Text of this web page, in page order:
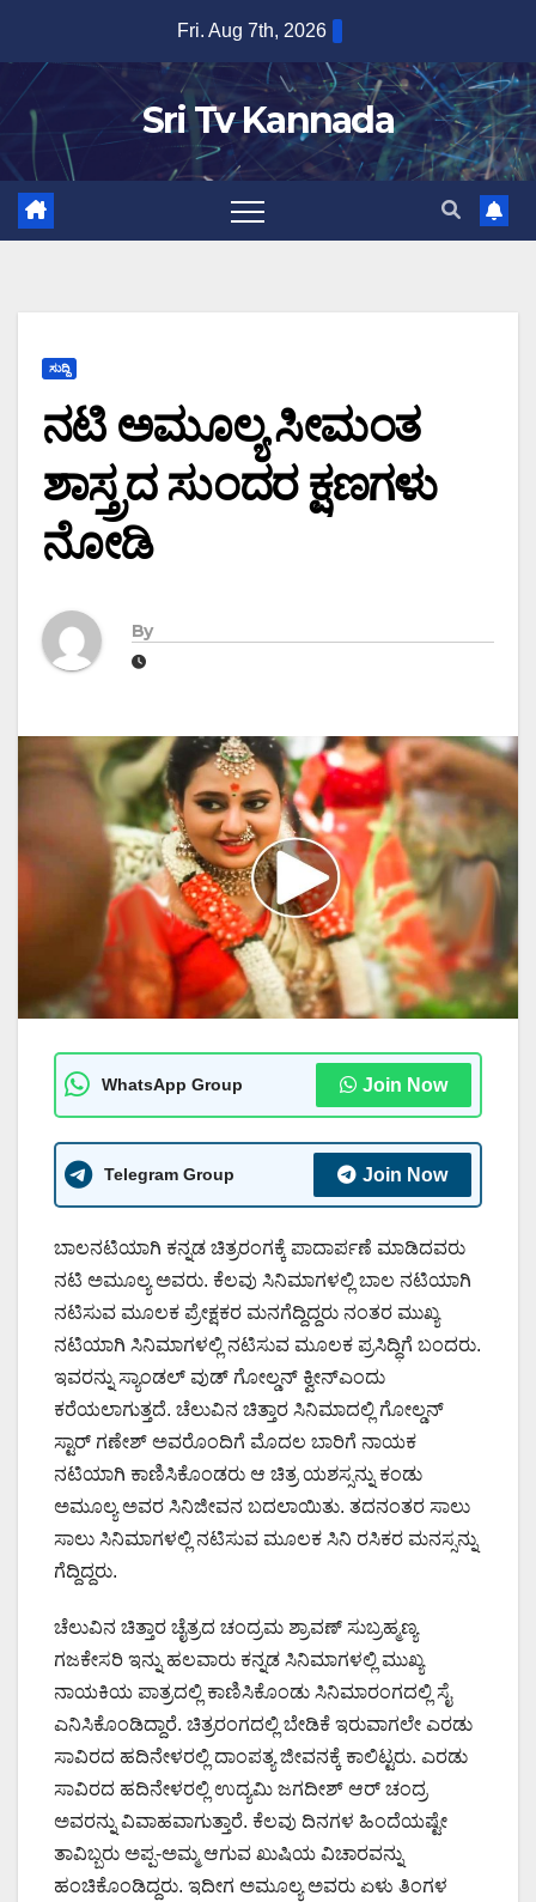
content
Fri. Aug 7th, 2026
Sri Tv Kannada
ಸುದ್ದಿ
ನಟಿ ಅಮೂಲ್ಯ ಸೀಮಂತ
ಶಾಸ್ತ್ರದ ಸುಂದರ ಕ್ಷಣಗಳು
ನೋಡಿ
By
WhatsApp Group Join Now
Telegram Group Join Now
ಬಾಲನಟಿಯಾಗಿ ಕನ್ನಡ ಚಿತ್ರರಂಗಕ್ಕೆ ಪಾದಾರ್ಪಣೆ ಮಾಡಿದವರು
ನಟಿ ಅಮೂಲ್ಯ ಅವರು. ಕೆಲವು ಸಿನಿಮಾಗಳಲ್ಲಿ ಬಾಲ ನಟಿಯಾಗಿ
ನಟಿಸುವ ಮೂಲಕ ಪ್ರೇಕ್ಷಕರ ಮನಗೆದ್ದಿದ್ದರು ನಂತರ ಮುಖ್ಯ
ನಟಿಯಾಗಿ ಸಿನಿಮಾಗಳಲ್ಲಿ ನಟಿಸುವ ಮೂಲಕ ಪ್ರಸಿದ್ಧಿಗೆ ಬಂದರು.
ಇವರನ್ನು ಸ್ಯಾಂಡಲ್ ವುಡ್ ಗೋಲ್ಡನ್ ಕ್ವೀನ್ಎಂದು
ಕರೆಯಲಾಗುತ್ತದೆ. ಚೆಲುವಿನ ಚಿತ್ತಾರ ಸಿನಿಮಾದಲ್ಲಿ ಗೋಲ್ಡನ್
ಸ್ಟಾರ್ ಗಣೇಶ್ ಅವರೊಂದಿಗೆ ಮೊದಲ ಬಾರಿಗೆ ನಾಯಕ
ನಟಿಯಾಗಿ ಕಾಣಿಸಿಕೊಂಡರು ಆ ಚಿತ್ರ ಯಶಸ್ಸನ್ನು ಕಂಡು
ಅಮೂಲ್ಯ ಅವರ ಸಿನಿಜೀವನ ಬದಲಾಯಿತು. ತದನಂತರ ಸಾಲು
ಸಾಲು ಸಿನಿಮಾಗಳಲ್ಲಿ ನಟಿಸುವ ಮೂಲಕ ಸಿನಿ ರಸಿಕರ ಮನಸ್ಸನ್ನು
ಗೆದ್ದಿದ್ದರು.
ಚೆಲುವಿನ ಚಿತ್ತಾರ ಚೈತ್ರದ ಚಂದ್ರಮ ಶ್ರಾವಣ್ ಸುಬ್ರಹ್ಮಣ್ಯ
ಗಜಕೇಸರಿ ಇನ್ನು ಹಲವಾರು ಕನ್ನಡ ಸಿನಿಮಾಗಳಲ್ಲಿ ಮುಖ್ಯ
ನಾಯಕಿಯ ಪಾತ್ರದಲ್ಲಿ ಕಾಣಿಸಿಕೊಂಡು ಸಿನಿಮಾರಂಗದಲ್ಲಿ ಸೈ
ಎನಿಸಿಕೊಂಡಿದ್ದಾರೆ. ಚಿತ್ರರಂಗದಲ್ಲಿ ಬೇಡಿಕೆ ಇರುವಾಗಲೇ ಎರಡು
ಸಾವಿರದ ಹದಿನೇಳರಲ್ಲಿ ದಾಂಪತ್ಯ ಜೀವನಕ್ಕೆ ಕಾಲಿಟ್ಟರು. ಎರಡು
ಸಾವಿರದ ಹದಿನೇಳರಲ್ಲಿ ಉದ್ಯಮಿ ಜಗದೀಶ್ ಆರ್ ಚಂದ್ರ
ಅವರನ್ನು ವಿವಾಹವಾಗುತ್ತಾರೆ. ಕೆಲವು ದಿನಗಳ ಹಿಂದೆಯಷ್ಟೇ
ತಾವಿಬ್ಬರು ಅಪ್ಪ-ಅಮ್ಮ ಆಗುವ ಖುಷಿಯ ವಿಚಾರವನ್ನು
ಹಂಚಿಕೊಂಡಿದ್ದರು. ಇದೀಗ ಅಮೂಲ್ಯ ಅವರು ಏಳು ತಿಂಗಳ